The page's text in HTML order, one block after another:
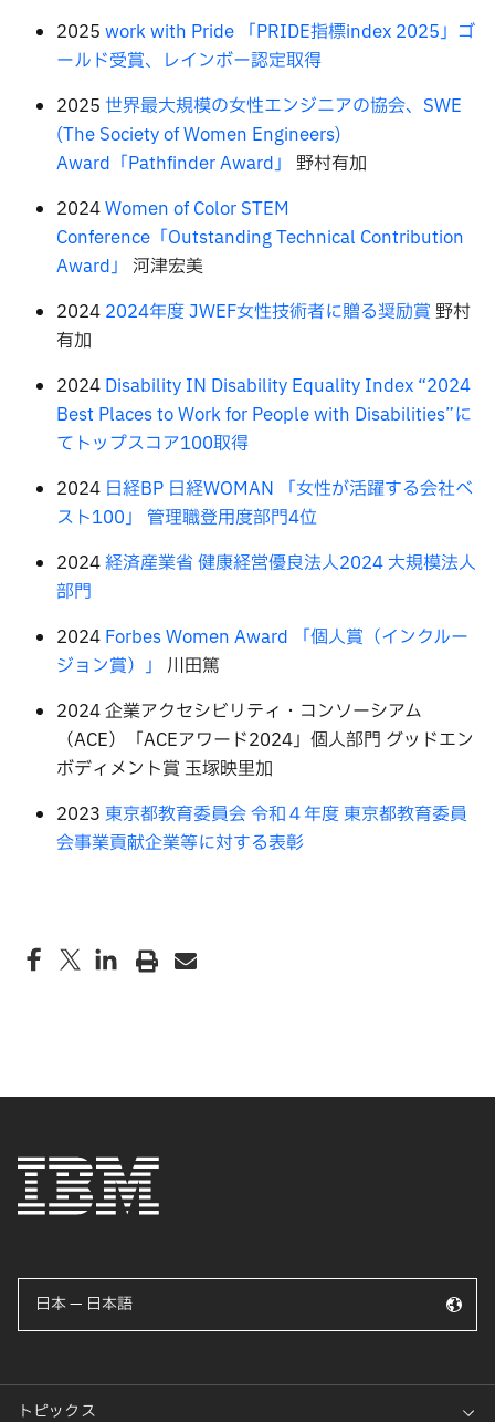
2025 work with Pride 「PRIDE指標index 2025」ゴ
ールド受賞、レインボー認定取得
2025 世界最大規模の女性エンジニアの協会、SWE
(The Society of Women Engineers)
Award「Pathfinder Award」 野村有加
2024Women of Color STEM
Conference「Outstanding Technical Contribution
Award」
河津宏美
2024 2024年度 JWEF女性技術者に贈る奨励賞 野村
有加
2024 Disability IN Disability Equality Index “2024
Best Places to Work for People with Disabilities”に
てトップスコア100取得
2024 日経BP 日経WOMAN 「女性が活躍する会社ベ
スト100」 管理職登用度部門4位
2024経済産業省 健康経営優良法人2024 大規模法人
部門
2024 Forbes Women Award 「個人賞（インクルー
ジョン賞）」 川田篤
2024 企業アクセシビリティ・コンソーシアム
（ACE）「ACEアワード2024」個人部門 グッドエン
ボディメント賞 玉塚映里加
2023 東京都教育委員会 令和４年度 東京都教育委員
会事業貢献企業等に対する表彰
日本 — 日本語